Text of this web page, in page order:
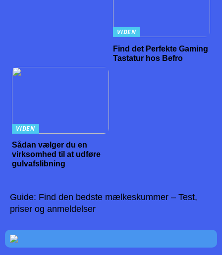
VIDEN
Find det Perfekte Gaming
Tastatur hos Befro
VIDEN
Sådan vælger du en
virksomhed til at udføre
gulvafslibning
Guide: Find den bedste mælkeskummer – Test,
priser og anmeldelser